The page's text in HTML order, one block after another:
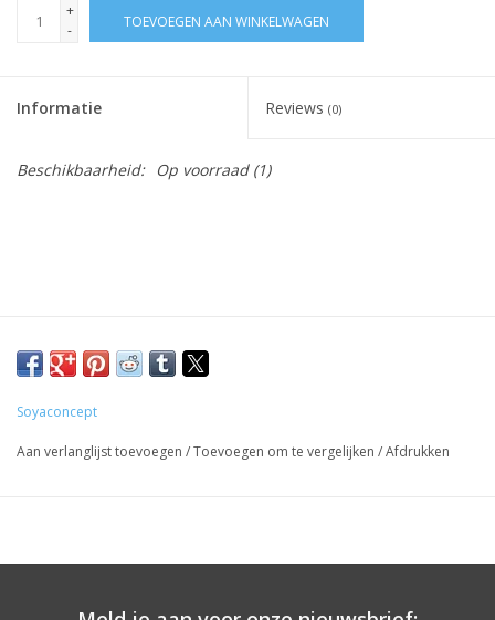
+
-
TOEVOEGEN AAN WINKELWAGEN
Informatie Reviews (0)
Beschikbaarheid: Op voorraad(1)
Soyaconcept
Aan verlanglijst toevoegen /Toevoegen om te vergelijken /Afdrukken